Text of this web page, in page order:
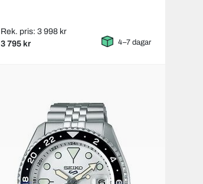
Rek. pris: 3 998 kr
3 795 kr 4–7 dagar